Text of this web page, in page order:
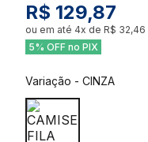
R$ 129,87
ou em até 4x de R$ 32,46
5% OFF no PIX
Variação - CINZA